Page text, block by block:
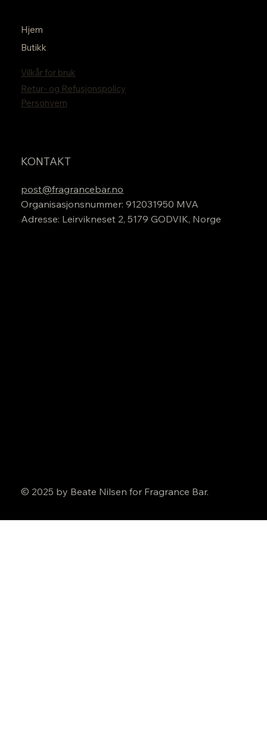
Hjem
Butikk
Vilkår for bruk
Retur- og Refusjonspolicy
Personvern
KONTAKT
post@fragrancebar.no
Organisasjonsnummer: 912031950 MVA
Adresse: Leirvikneset 2, 5179 GODVIK, Norge
© 2025 by Beate Nilsen for Fragrance Bar.